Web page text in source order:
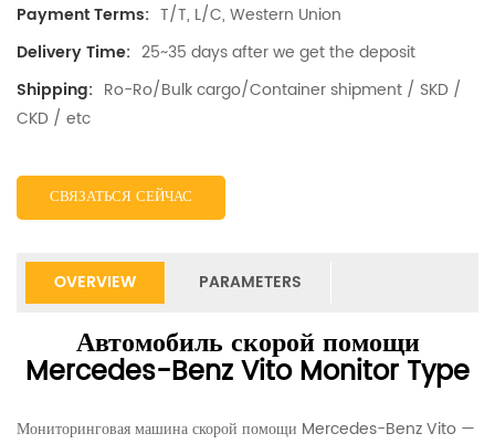
Payment Terms: T/T, L/C, Western Union
Delivery Time: 25~35 days after we get the deposit
Shipping: Ro-Ro/Bulk cargo/Container shipment / SKD /
CKD / etc
СВЯЗАТЬСЯ СЕЙЧАС
OVERVIEW PARAMETERS
Автомобиль скорой помощи
Mercedes-Benz Vito Monitor Type
Мониторинговая машина скорой помощи Mercedes-Benz Vito —